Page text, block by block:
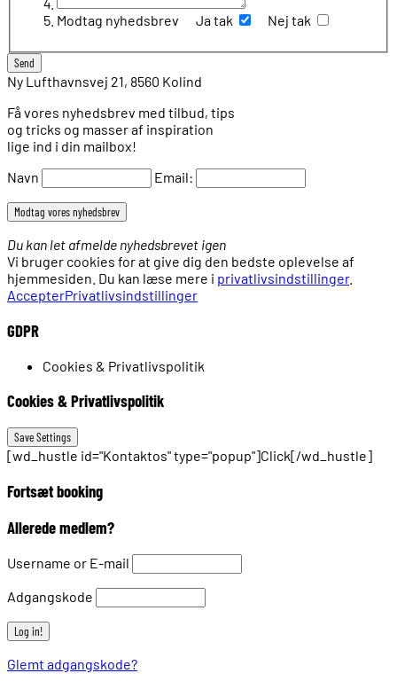
Modtag nyhedsbrev Ja tak Nej tak
Ny Lufthavnsvej 21, 8560 Kolind
Få vores nyhedsbrev med tilbud, tips
og tricks og masser af inspiration
lige ind i din mailbox!
Navn
Email:
Du kan let afmelde nyhedsbrevet igen
Vi bruger cookies for at give dig den bedste oplevelse af
hjemmesiden. Du kan læse mere i privatlivsindstillinger.
AccepterPrivatlivsindstillinger
GDPR
Cookies & Privatlivspolitik
Cookies & Privatlivspolitik
[wd_hustle id="Kontaktos" type="popup"]Click[/wd_hustle]
Fortsæt booking
Allerede medlem?
Username or E-mail
Adgangskode
Glemt adgangskode?